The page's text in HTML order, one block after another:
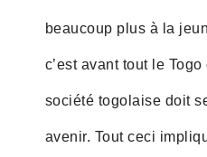
beaucoup plus à la
c’est avant tout le
société togolaise doit
avenir. Tout ceci